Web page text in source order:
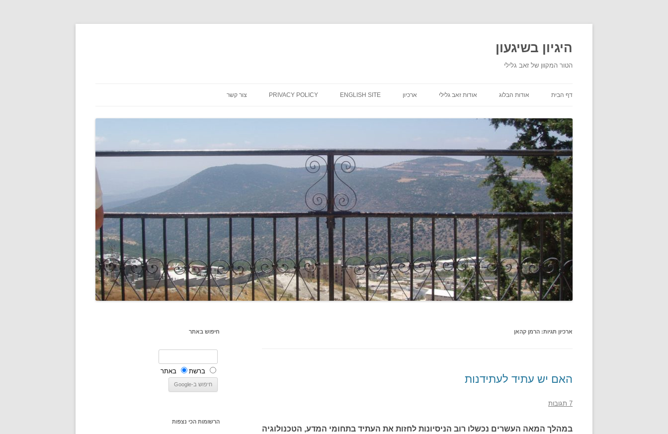
היגיון בשיגעון
הטור המקוון של זאב גלילי
דף הבית אודות הבלוג אודות זאב גלילי ארכיון ENGLISH SITE
PRIVACY POLICY צור קשר
ארכיון תגיות: הרמן קהאן
האם יש עתיד לעתידנות
7 תגובות
במהלך המאה העשרים נכשלו רוב הניסיונות לחזות את העתיד בתחומי המדע, הטכנולוגיה
חיפוש באתר
ברשת באתר
הרשומות הכי נצפות